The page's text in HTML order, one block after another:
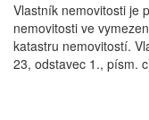
Vlastník nemovitosti je
nemovitosti ve
katastru nemovitostí.
23, odstavec 1., písm.